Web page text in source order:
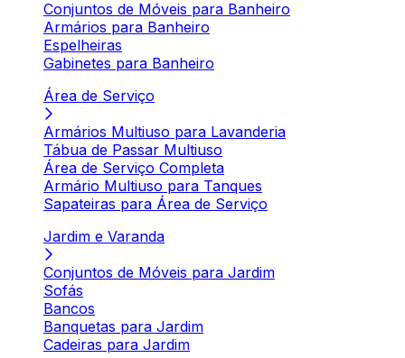
Conjuntos de Móveis para Banheiro
Armários para Banheiro
Espelheiras
Gabinetes para Banheiro
Área de Serviço
Armários Multiuso para Lavanderia
Tábua de Passar Multiuso
Área de Serviço Completa
Armário Multiuso para Tanques
Sapateiras para Área de Serviço
Jardim e Varanda
Conjuntos de Móveis para Jardim
Sofás
Bancos
Banquetas para Jardim
Cadeiras para Jardim